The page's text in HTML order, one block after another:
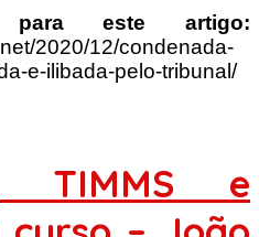
para este artigo:
2020/12/condenada-
e-ilibada-pelo-tribunal/
TIMMS e